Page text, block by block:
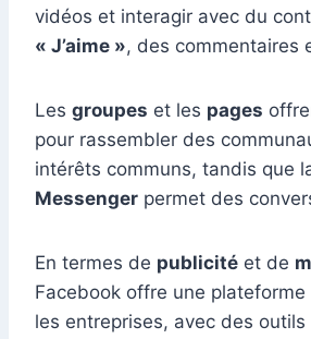
vidéos et interagir avec du
« J’aime », des commentaires
Les groupes et les pages
pour rassembler des
intérêts communs, tandis que
Messenger permet des
En termes de publicité et de
Facebook offre une
les entreprises, avec des